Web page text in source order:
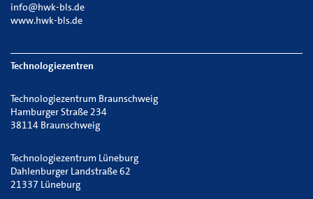
info@hwk-bls.de
www.hwk-bls.de
Technologiezentren
Technologiezentrum Braunschweig
Hamburger Straße 234
38114 Braunschweig
Technologiezentrum Lüneburg
Dahlenburger Landstraße 62
21337 Lüneburg